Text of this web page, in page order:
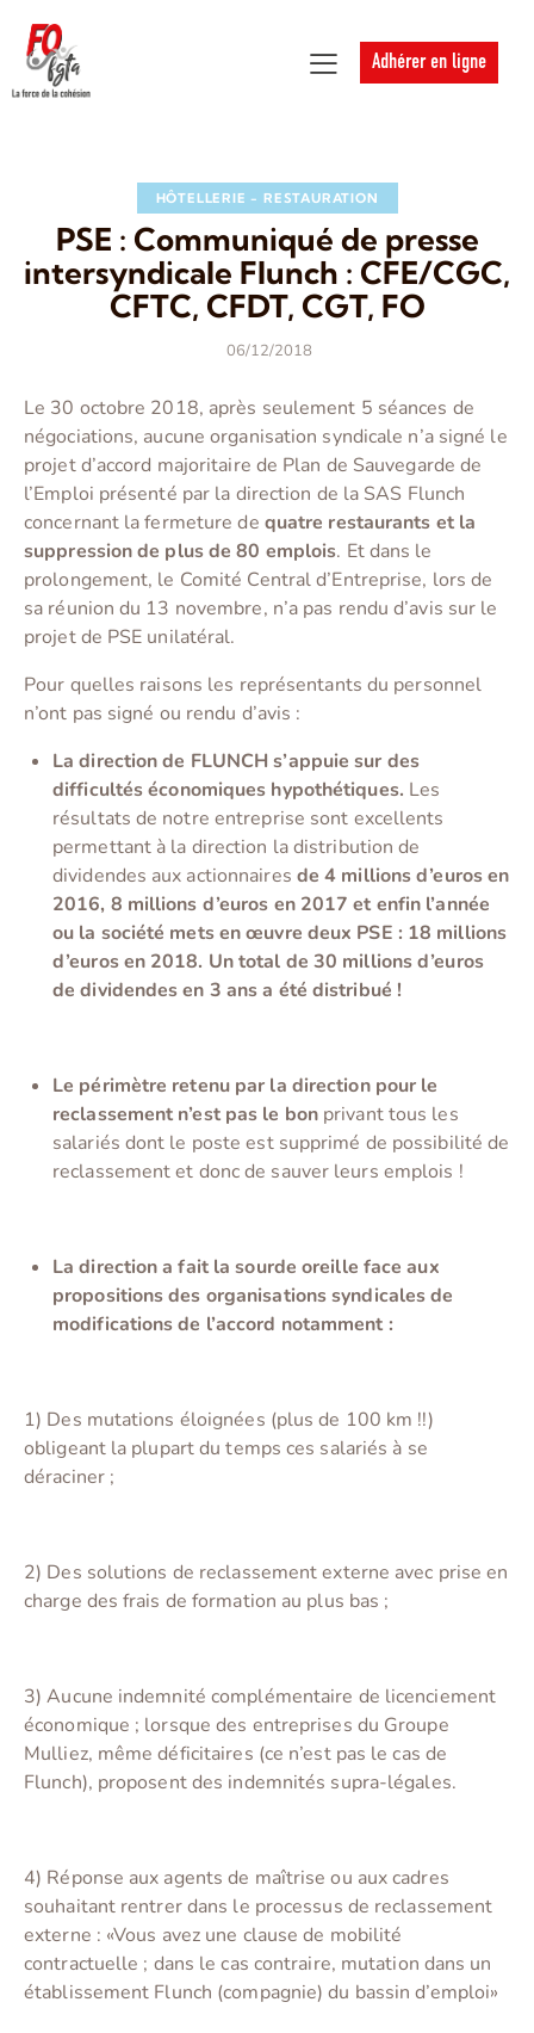
Adhérer en ligne
HÔTELLERIE - RESTAURATION
PSE : Communiqué de presse
intersyndicale Flunch : CFE/CGC,
CFTC, CFDT, CGT, FO
06/12/2018
Le 30 octobre 2018, après seulement 5 séances de
négociations, aucune organisation syndicale n’a signé le
projet d’accord majoritaire de Plan de Sauvegarde de
l’Emploi présenté par la direction de la SAS Flunch
concernant la fermeture de quatre restaurants et la
suppression de plus de 80 emplois. Et dans le
prolongement, le Comité Central d’Entreprise, lors de
sa réunion du 13 novembre, n’a pas rendu d’avis sur le
projet de PSE unilatéral.
Pour quelles raisons les représentants du personnel
n’ont pas signé ou rendu d’avis :
La direction de FLUNCH s’appuie sur des
difficultés économiques hypothétiques. Les
résultats de notre entreprise sont excellents
permettant à la direction la distribution de
dividendes aux actionnaires de 4 millions d’euros en
2016, 8 millions d’euros en 2017 et enfin l’année
ou la société mets en œuvre deux PSE : 18 millions
d’euros en 2018. Un total de 30 millions d’euros
de dividendes en 3 ans a été distribué !
Le périmètre retenu par la direction pour le
reclassement n’est pas le bonprivant tous les
salariés dont le poste est supprimé de possibilité de
reclassement et donc de sauver leurs emplois !
La direction a fait la sourde oreille face aux
propositions des organisations syndicales de
modifications de l’accord notamment :
1) Des mutations éloignées (plus de 100 km !!)
obligeant la plupart du temps ces salariés à se
déraciner ;
2) Des solutions de reclassement externe avec prise en
charge des frais de formation au plus bas ;
3) Aucune indemnité complémentaire de licenciement
économique ; lorsque des entreprises du Groupe
Mulliez, même déficitaires (ce n’est pas le cas de
Flunch), proposent des indemnités supra-légales.
4) Réponse aux agents de maîtrise ou aux cadres
souhaitant rentrer dans le processus de reclassement
externe : «Vous avez une clause de mobilité
contractuelle ; dans le cas contraire, mutation dans un
établissement Flunch (compagnie) du bassin d’emploi»